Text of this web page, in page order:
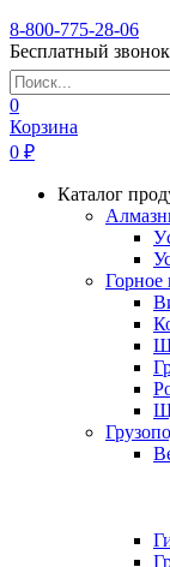
8-800-775-28-06
Бесплатный
0
Корзина
0 ₽
Каталог
Горное